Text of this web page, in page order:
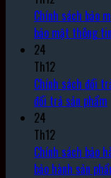
Chính sách bảo
bảo mật thông tin
24
Th12
Chính sách đổi
đổi trả sản phẩm
24
Th12
Chính sách bảo
bảo hành sản